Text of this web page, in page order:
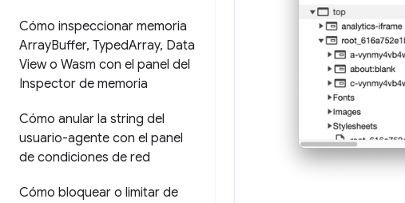
Cómo inspeccionar memoria
ArrayBuffer, TypedArray, Data
View o Wasm con el panel del
Inspector de memoria
Cómo anular la string del
usuario-agente con el panel
de condiciones de red
Cómo bloquear o limitar de